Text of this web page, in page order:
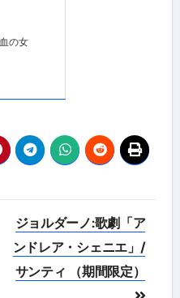
の女
ジョルダーノ:歌劇「ア
ンドレア・シェニエ」/
サンティ （期間限定）